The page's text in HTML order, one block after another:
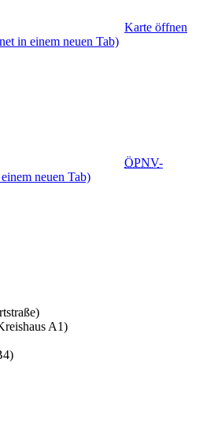
Karte öffnen
in einem neuen Tab)
ÖPNV-
neuen Tab)
A1)